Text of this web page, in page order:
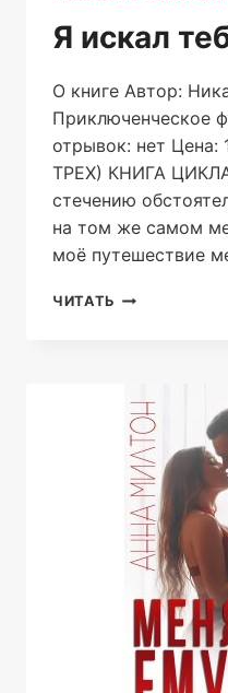
Я искал
О книге Автор:
Приключенческое
отрывок: нет
ТРЕХ) КНИГА
стечению
на том же самом
моё путешествие
ЧИТАТЬ Я